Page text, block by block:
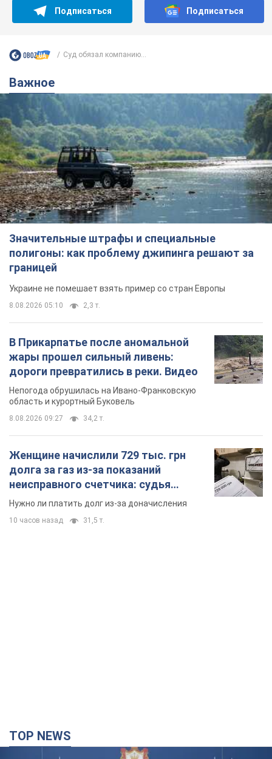
Подписаться Подписаться
Суд обязал компанию...
Важное
Значительные штрафы и специальные
полигоны: как проблему джипинга решают за
границей
Украине не помешает взять пример со стран Европы
8.08.2026 05:10 2,3 т.
В Прикарпатье после аномальной
жары прошел сильный ливень:
дороги превратились в реки. Видео
Непогода обрушилась на Ивано-Франковскую
область и курортный Буковель
8.08.2026 09:27 34,2 т.
Женщине начислили 729 тыс. грн
долга за газ из-за показаний
неисправного счетчика: судья
вынес неожиданное решение
Нужно ли платить долг из-за доначисления
10 часов назад 31,5 т.
TOP NEWS